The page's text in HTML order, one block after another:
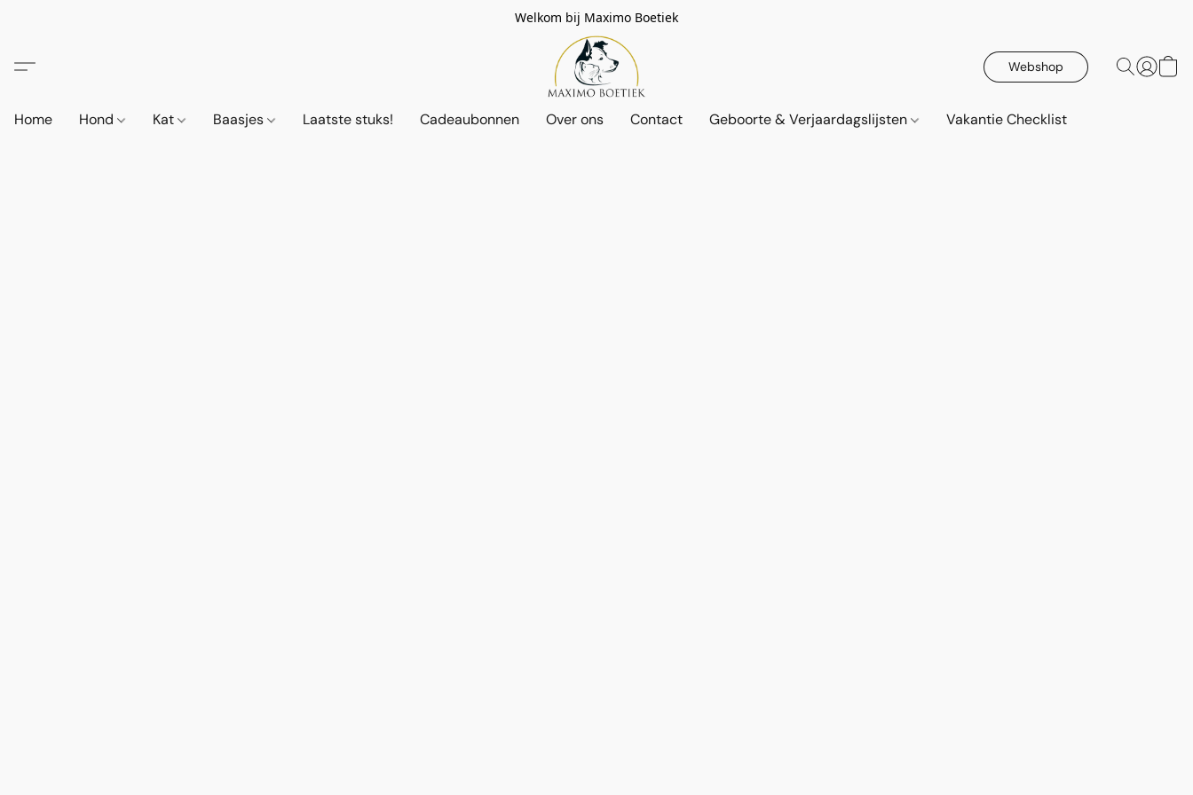
Welkom bij Maximo Boetiek
Webshop
Home Hond Kat Baasjes Laatste stuks! Cadeaubonnen Over ons Contact Geboorte & Verjaardagslijsten Vakantie Checklist